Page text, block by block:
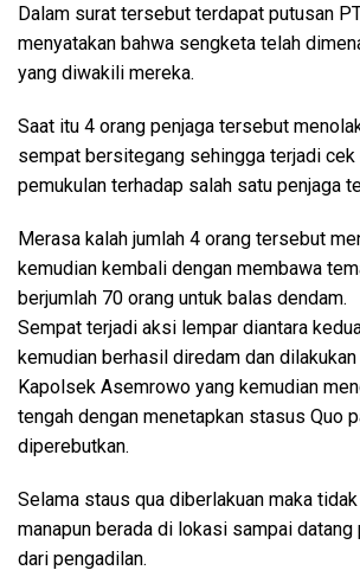
Dalam surat tersebut terdapat putusan
menyatakan bahwa sengketa telah
yang diwakili mereka.
Saat itu 4 orang penjaga tersebut
sempat bersitegang sehingga terjadi cek
pemukulan terhadap salah satu penjaga
Merasa kalah jumlah 4 orang tersebut
kemudian kembali dengan membawa
berjumlah 70 orang untuk balas dendam.
Sempat terjadi aksi lempar diantara
kemudian berhasil diredam dan
Kapolsek Asemrowo yang kemudian
tengah dengan menetapkan stasus Quo
diperebutkan.
Selama staus qua diberlakuan maka
manapun berada di lokasi sampai
dari pengadilan.